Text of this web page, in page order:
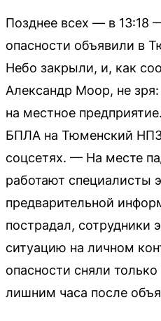
Позднее всех — в 13:18
опасности объявили в
Небо закрыли, и, как
Александр Моор, не
на местное
БПЛА на Тюменский
соцсетях. — На месте
работают специалисты
предварительной
пострадал, сотрудники
ситуацию на личном
опасности сняли
лишним часа после